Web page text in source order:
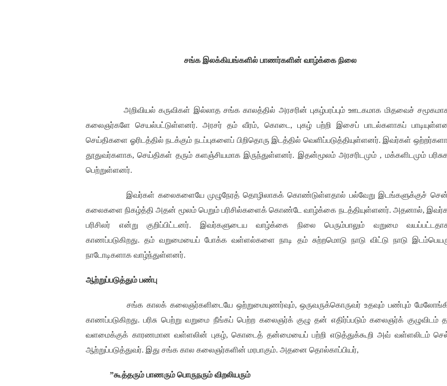
சங்க இலக்கியங்களில் பாணர்களின் வாழ்க்கை நிலை
அறிவியல் கருவிகள் இல்லாத சங்க காலத்தில் அரசரின் புகழ்பரப்பும் ஊடகமாக மிதவைச்
கலைஞர்களே செயல்பட்டுள்ளனர்.அரசர் தம் வீரம், கொடை , புகழ் பற்றி இசைப் பாடல்களாகப்
செய்திகளை ஓரிடத்தில் நடக்கும் நடப்புகளைப் பிறிதொரு இடத்தில் வெளிப்படுத்தியுள்ளனர். இவர்கள்
தூதுவர்களாக,செய்திகள் தரும் களஞ்சியமாக இருந்துள்ளனர். இதன்மூலம் அரசரிடமும் , மக்களிடமும்
பெற்றுள்ளனர்.
இவர்கள் கலைகளையே முழுநேரத் தொழிலாகக் கொண்டுள்ளதால் பல்வேறு இடங்களுக்குச்
கலைகளை நிகழ்த்தி அதன் மூலம் பெறும் பரிசில்களைக் கொண்டே வாழ்க்கை நடத்தியுள்ளனர். அதனால்,
பரிசிலர் என்று குறிப்பிட்டனர். இவர்களுடைய வாழ்க்கை நிலை பெரும்பாலும் வறுமை
காணப்படுகிறது.தம் வறுமையைப் போக்க வள்ளல்களை நாடி தம் சுற்றமொடு நாடு விட்டு நாடு
நாடோடிகளாக வாழ்ந்துள்ளனர்.
ஆற்றுப்படுத்தும் பண்பு
சங்க காலக் கலைஞர்களிடையே ஒற்றுமையுணர்வும்,ஒருவருக்கொருவர் உதவும் பண்பும்
காணப்படுகிறது.பரிசு பெற்று வறுமை நீங்கப் பெற்ற கலைஞர்க் குழு தன் எதிர்ப்படும் கலைஞர்க் குழுவிடம்
வளமைக்குக் காரணமான வள்ளலின் புகழ், கொடைத் தன்மையைப் பற்றி எடுத்துக்கூறி அவ் வள்ளலிடம்
ஆற்றுப்படுத்துவர். இது சங்க கால கலைஞர்களின் மரபாகும். அதனை தொல்காப்பியர்,
”கூத்தரும் பாணரும் பொருநரும் விறலியரும்